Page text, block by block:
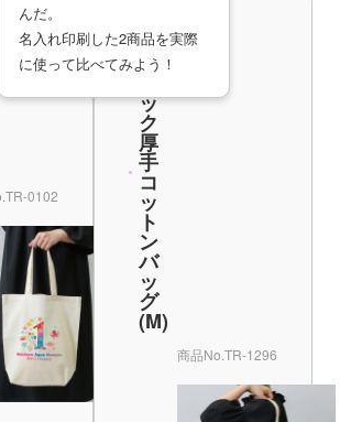
んだ。
名入れ印刷した2商品を実際
に使って比べてみよう！
バッグ(M)
0102
イメージ
ー
ガ
ニ
ッ
ク
厚
手
コ
ッ
ト
ン
バ
ッ
グ
(M)
オーガニック厚手コ
商品番号商品No.TR-1296
商品の使用イメージ